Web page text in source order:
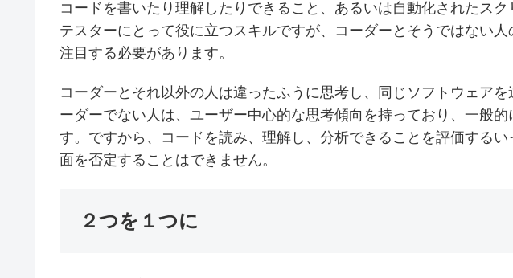
コードを書いたり理解したりできること、あるいは自動化されたスク
テスターにとって役に立つスキルですが、コーダーとそうではない
注目する必要があります。
コーダーとそれ以外の人は違ったふうに思考し、同じソフトウェア
ーダーでない人は、ユーザー中心的な思考傾向を持っており、一般
す。ですから、コードを読み、理解し、分析できることを評価する
面を否定することはできません。
２つを１つに